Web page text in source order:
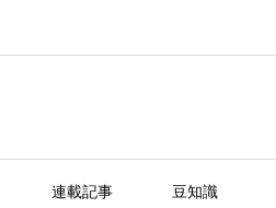
連載記事 豆知識